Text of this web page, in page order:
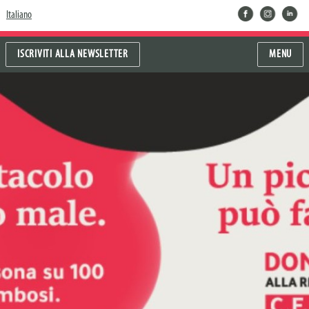
Italiano facebookinstragram
linkedin
ISCRIVITI ALLA NEWSLETTER MENU